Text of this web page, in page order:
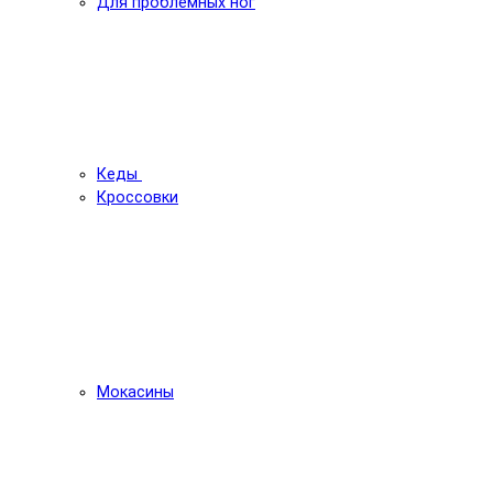
Кеды
Кроссовки
Мокасины